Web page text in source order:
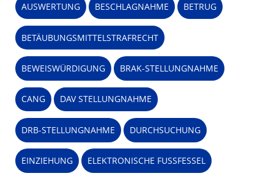
AUSWERTUNG BESCHLAGNAHME BETRUG
BETÄUBUNGSMITTELSTRAFRECHT
BEWEISWÜRDIGUNG BRAK-STELLUNGNAHME
CANG DAV STELLUNGNAHME
DRB-STELLUNGNAHME DURCHSUCHUNG
EINZIEHUNG ELEKTRONISCHE FUSSFESSEL